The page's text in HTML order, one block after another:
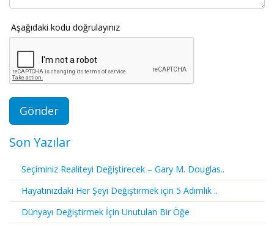
Aşağıdaki kodu doğrulayınız
Son Yazılar
Seçiminiz Realiteyi Değiştirecek – Gary M. Douglas..
Hayatınızdaki Her Şeyi Değiştirmek için 5 Adımlık ..
Dünyayı Değiştirmek İçin Unutulan Bir Öğe